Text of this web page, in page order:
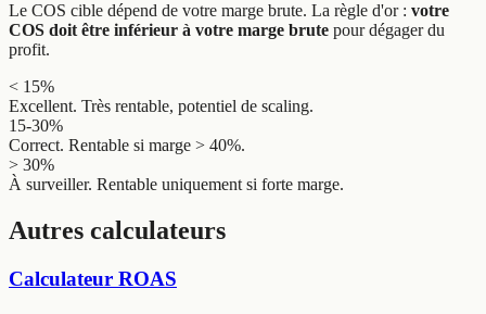
Le COS cible dépend de votre marge brute. La règle d'or : votre
COS doit être inférieur à votre marge brute pour dégager du
profit.
< 15%
Excellent. Très rentable, potentiel de scaling.
15-30%
Correct. Rentable si marge > 40%.
> 30%
À surveiller. Rentable uniquement si forte marge.
Autres calculateurs
Calculateur ROAS